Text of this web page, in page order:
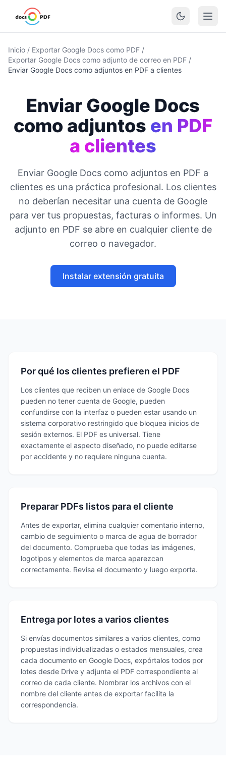
Inicio / Exportar Google Docs como PDF /
Exportar Google Docs como adjunto de correo en PDF /
Enviar Google Docs como adjuntos en PDF a clientes
Enviar Google Docs
como adjuntos en PDF
a clientes
Enviar Google Docs como adjuntos en PDF a
clientes es una práctica profesional. Los clientes
no deberían necesitar una cuenta de Google
para ver tus propuestas, facturas o informes. Un
adjunto en PDF se abre en cualquier cliente de
correo o navegador.
Instalar extensión gratuita
Por qué los clientes prefieren el PDF
Los clientes que reciben un enlace de Google Docs
pueden no tener cuenta de Google, pueden
confundirse con la interfaz o pueden estar usando un
sistema corporativo restringido que bloquea inicios de
sesión externos. El PDF es universal. Tiene
exactamente el aspecto diseñado, no puede editarse
por accidente y no requiere ninguna cuenta.
Preparar PDFs listos para el cliente
Antes de exportar, elimina cualquier comentario interno,
cambio de seguimiento o marca de agua de borrador
del documento. Comprueba que todas las imágenes,
logotipos y elementos de marca aparezcan
correctamente. Revisa el documento y luego exporta.
Entrega por lotes a varios clientes
Si envías documentos similares a varios clientes, como
propuestas individualizadas o estados mensuales, crea
cada documento en Google Docs, expórtalos todos por
lotes desde Drive y adjunta el PDF correspondiente al
correo de cada cliente. Nombrar los archivos con el
nombre del cliente antes de exportar facilita la
correspondencia.